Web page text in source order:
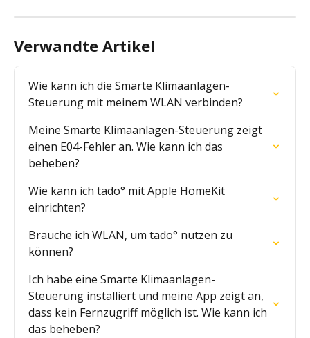
Verwandte Artikel
Wie kann ich die Smarte Klimaanlagen-
Steuerung mit meinem WLAN verbinden?
Meine Smarte Klimaanlagen-Steuerung zeigt
einen E04-Fehler an. Wie kann ich das
beheben?
Wie kann ich tado° mit Apple HomeKit
einrichten?
Brauche ich WLAN, um tado° nutzen zu
können?
Ich habe eine Smarte Klimaanlagen-
Steuerung installiert und meine App zeigt an,
dass kein Fernzugriff möglich ist. Wie kann ich
das beheben?